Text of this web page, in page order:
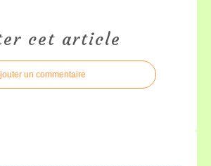
cet article
un commentaire